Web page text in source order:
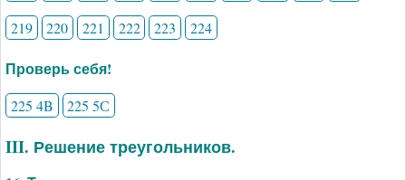
219
220 221 222 223 224
Проверь себя!
225 4B 225 5С
III. Решение треугольников.